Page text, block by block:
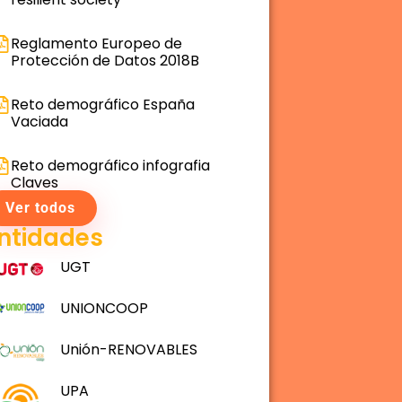
Reglamento Europeo de
Protección de Datos 2018B
Reto demográfico España
Vaciada
Reto demográfico infografia
Claves
Ver todos
UGT
UNIONCOOP
Unión-RENOVABLES
UPA